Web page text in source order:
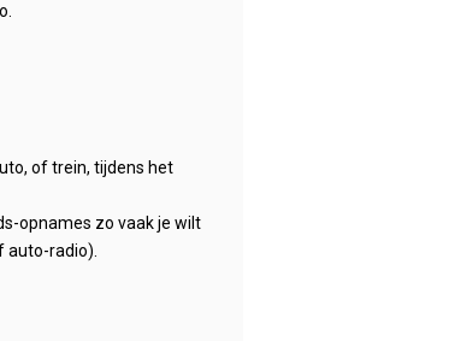
of trein, tijdens het
opnames zo vaak je wilt
auto-radio).